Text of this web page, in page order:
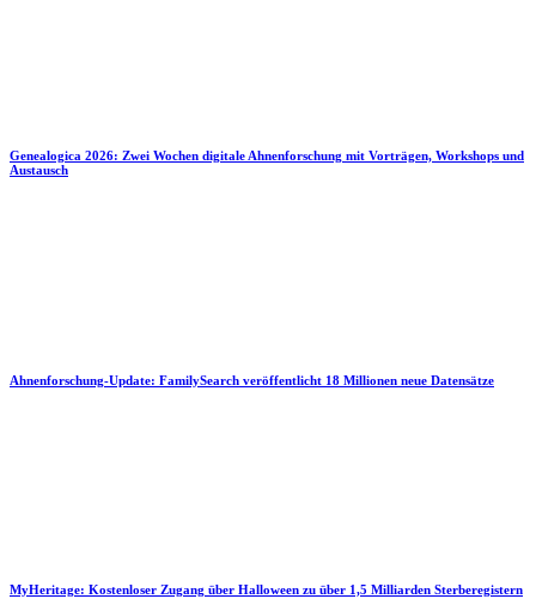
Genealogica 2026: Zwei Wochen digitale Ahnenforschung mit Vorträgen, Workshops und
Austausch
Ahnenforschung-Update: FamilySearch veröffentlicht 18 Millionen neue Datensätze
MyHeritage: Kostenloser Zugang über Halloween zu über 1,5 Milliarden Sterberegistern